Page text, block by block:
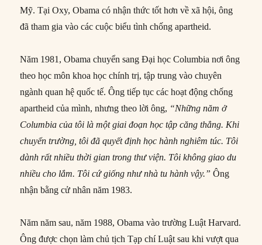
Mỹ. Tại Oxy, Obama có nhận thức tốt hơn về xã hội, ông
đã tham gia vào các cuộc biểu tình chống apartheid.
Năm 1981, Obama chuyển sang Đại học Columbia nơi ông
theo học môn khoa học chính trị, tập trung vào chuyên
ngành quan hệ quốc tế. Ông tiếp tục các hoạt động chống
apartheid của mình, nhưng theo lời ông, “Những năm ở
Columbia của tôi là một giai đoạn học tập căng thẳng. Khi
chuyển trường, tôi đã quyết định học hành nghiêm túc. Tôi
dành rất nhiều thời gian trong thư viện. Tôi không giao du
nhiều cho lắm. Tôi cứ giống như nhà tu hành vậy.”Ông
nhận bằng cử nhân năm 1983.
Năm năm sau, năm 1988, Obama vào trường Luật Harvard.
Ông được chọn làm chủ tịch Tạp chí Luật sau khi vượt qua